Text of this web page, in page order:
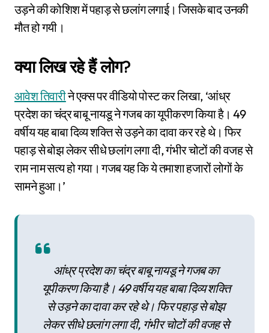
उड़ने की कोशिश में पहाड़ से छलांग लगाई। जिसके बाद उनकी
मौत हो गयी।
क्या लिख रहे हैं लोग?
आवेश तिवारीने एक्स पर वीडियो पोस्ट कर लिखा, ‘आंध्र
प्रदेश का चंद्र बाबू नायडू ने गजब का यूपीकरण किया है। 49
वर्षीय यह बाबा दिव्य शक्ति से उड़ने का दावा कर रहे थे। फिर
पहाड़ से बोझ लेकर सीधे छलांग लगा दी, गंभीर चोटों की वजह से
राम नाम सत्य हो गया। गजब यह कि ये तमाशा हजारों लोगों के
सामने हुआ।’
आंध्र प्रदेश का चंद्र बाबू नायडू ने गजब का
यूपीकरण किया है। 49 वर्षीय यह बाबा दिव्य शक्ति
से उड़ने का दावा कर रहे थे। फिर पहाड़ से बोझ
लेकर सीधे छलांग लगा दी, गंभीर चोटों की वजह से